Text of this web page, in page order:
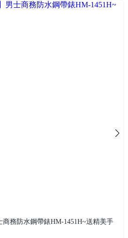
商務防水鋼帶錶HM-1451H~送精美手